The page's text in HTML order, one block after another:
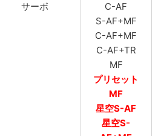
サーボ
C-AF
S-AF+MF
C-AF+MF
C-AF+TR
MF
プリセット
MF
星空S-AF
星空S-